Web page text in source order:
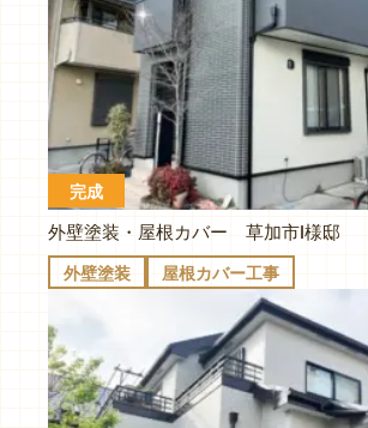
完成
外壁塗装・屋根カバー 草加市I様邸
外壁塗装 屋根カバー工事